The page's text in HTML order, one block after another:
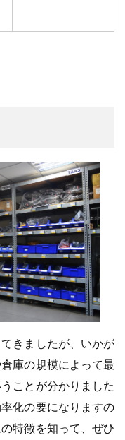
きましたが、いかが
庫の規模によって最
ことが分かりました
化の要になりますの
特徴を知って、ぜひ